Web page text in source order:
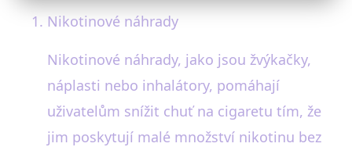
Nikotinové náhrady
Nikotinové náhrady, jako jsou žvýkačky,
náplasti nebo inhalátory, pomáhají
uživatelům snížit chuť na cigaretu tím, že
jim poskytují malé množství nikotinu bez